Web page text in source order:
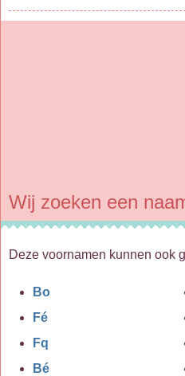
Wij zoeken een
Deze voornamen kunnen ook
Bo
Fé
Fq
Bé